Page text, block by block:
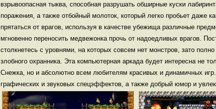
взрывоопасная тыква, способная разрушать обширные куски
поражения, а также отбойный молоток, который легко пробьет даже
прятаться от врагов, используя в качестве убежища различные
мгновенно переносить медвежонка прочь от надоедливых врагов.
столкнетесь с уровнями, на которых совсем нет монстров, зато
злобного охранника. Эта компьютерная аркада будет интересна не
Снежка, но и абсолютно всем любителям красивых и динамичных
графических и звуковых спецэффектов, а также добрый юмор и